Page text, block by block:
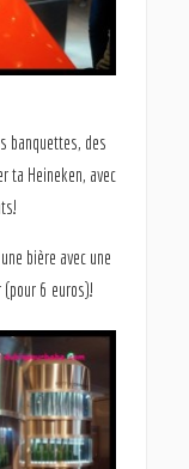
banquettes, des
ta Heineken, avec
bière avec une
6 euros)!